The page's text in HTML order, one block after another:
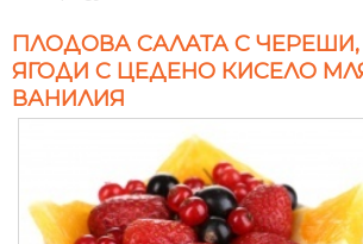
ПЛОДОВА САЛАТА С
ЯГОДИ С ЦЕДЕНО КИСЕЛО
ВАНИЛИЯ